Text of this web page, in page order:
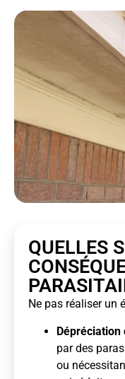
QUELLES
Ne pas réaliser un
Dépréciation
par des
ou